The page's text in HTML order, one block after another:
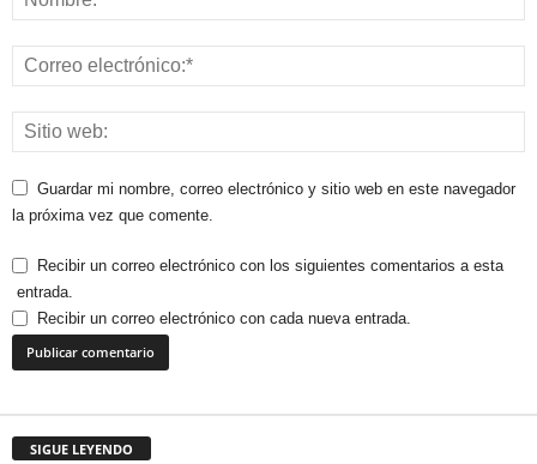
Guardar mi nombre, correo electrónico y sitio web en este navegador
la próxima vez que comente.
Recibir un correo electrónico con los siguientes comentarios a esta
entrada.
Recibir un correo electrónico con cada nueva entrada.
SIGUE LEYENDO